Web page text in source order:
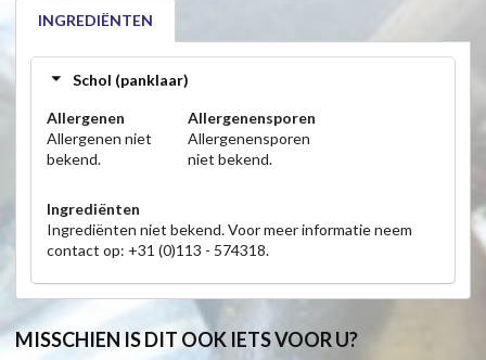
INGREDIËNTEN
Schol (panklaar)
Allergenen
Allergenen niet
bekend.
Allergenensporen
Allergenensporen
niet bekend.
Ingrediënten
Ingrediënten niet bekend. Voor meer informatie neem
contact op: +31 (0)113 - 574318.
MISSCHIEN IS DIT OOK IETS VOOR U?